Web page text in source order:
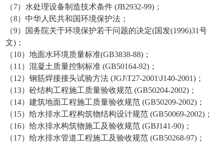
（7）水处理设备制造技术条件 (JB2932-99)；
（8）中华人民共和国环境保护法；
（9）国务院关于环境保护若干问题的决定(国发(1996)31号
文)；
（10）地面水环境质量标准(GB3838-88)；
（11）混凝土质量控制标准 (GB50164-92)；
（12）钢筋焊接接头试验方法 (JGJ\T27-2001\J140-2001)；
（13）砼结构工程施工质量验收规范 (GB50204-2002)；
（14）建筑地面工程施工质量验收规范 (GB50209-2002)；
（15）给水排水工程构筑物结构设计规范 (GB50069-2002)；
（16）给水排水构筑物施工及验收规范 (GBJ141-90)；
（17）给水排水管道工程施工及验收规范 (GB50268-97)；